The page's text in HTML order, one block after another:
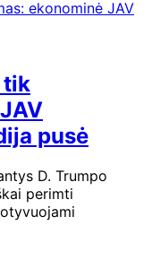
tik
pusė
D. Trumpo
perimti